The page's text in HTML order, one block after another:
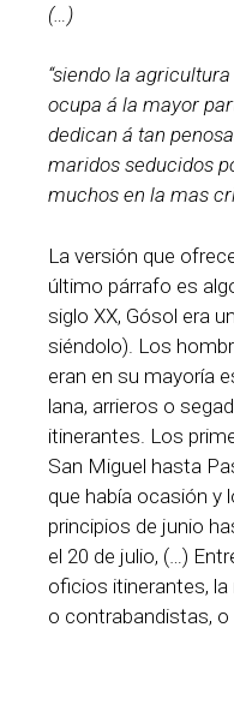
(…)
“siendo la
ocupa á la mayor
dedican á tan
maridos seducidos
muchos en la mas
La versión que
último párrafo es
siglo XX, Gósol era
siéndolo). Los
eran en su mayoría
lana, arrieros o
itinerantes. Los
San Miguel hasta
que había ocasión y
principios de junio
el 20 de julio, (…)
oficios itinerantes,
o contrabandistas, o